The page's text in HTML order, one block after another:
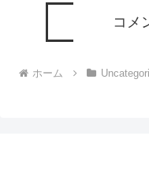
コメ
ホーム